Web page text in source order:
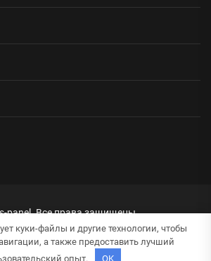
panel.Все права защищены.
Themeinwp. На платформеWordPress.
куки-файлы и другие технологии, чтобы
а также предоставить лучший
опыт.
OK